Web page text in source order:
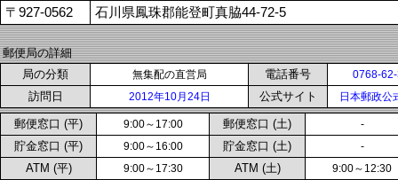
〒927-0562 石川県鳳珠郡能登町真脇44-72-5
郵便局の詳細
局の分類
無集配の直営局 電話番号 0768-
訪問日 2012年10月24日 公式サイト 日本郵政公
郵便窓口 (平) 9:00～17:00 郵便窓口 (土) -
貯金窓口 (平) 9:00～16:00 貯金窓口 (土) -
ATM (平) 9:00～17:30 ATM (土) 9:00～12:30